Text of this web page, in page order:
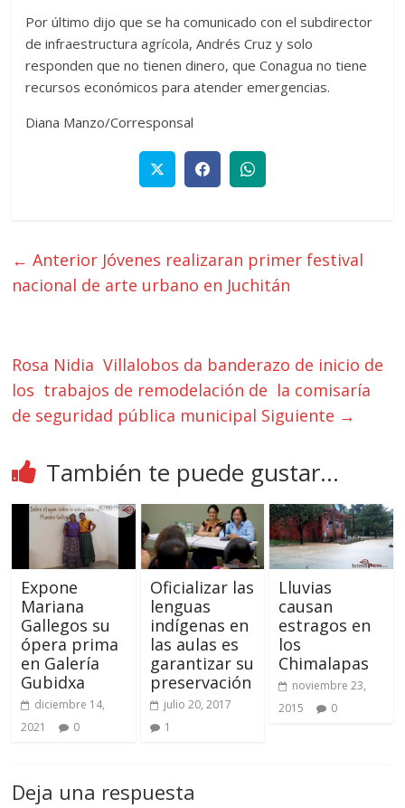
Por último dijo que se ha comunicado con el subdirector
de infraestructura agrícola, Andrés Cruz y solo
responden que no tienen dinero, que Conagua no tiene
recursos económicos para atender emergencias.
Diana Manzo/Corresponsal
← Anterior Jóvenes realizaran primer festival
nacional de arte urbano en Juchitán
Rosa Nidia Villalobos da banderazo de inicio de
los trabajos de remodelación de la comisaría
de seguridad pública municipal Siguiente →
También te puede gustar...
Expone
Mariana
Gallegos su
ópera prima
en Galería
Gubidxa
diciembre 14,
2021
0
Oficializar las
lenguas
indígenas en
las aulas es
garantizar su
preservación
julio 20, 2017
1
Lluvias
causan
estragos en
los
Chimalapas
noviembre 23,
2015
0
Deja una respuesta